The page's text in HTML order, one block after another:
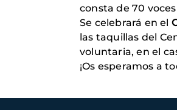
consta de 70
Se celebrará en el
las taquillas del
voluntaria, en el
¡Os esperamos a